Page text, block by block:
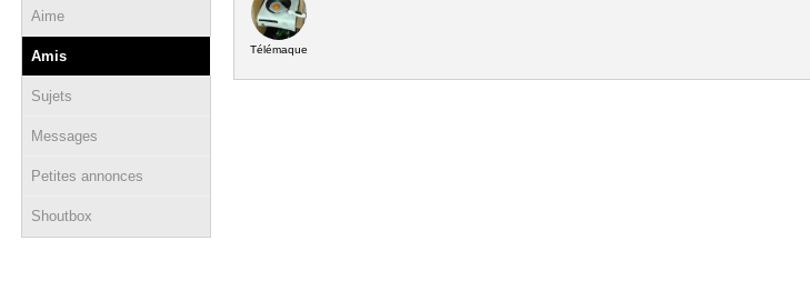
Aime
Amis
Sujets
Messages
Petites annonces
Shoutbox
Télémaque